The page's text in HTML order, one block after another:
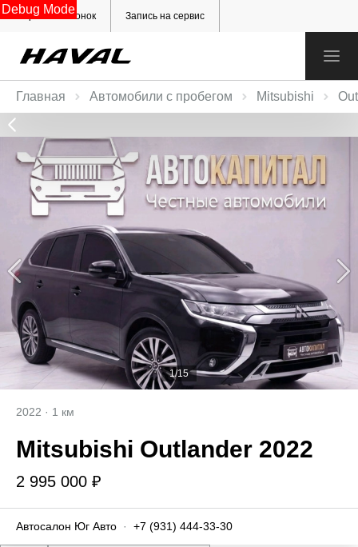
Debug Mode
Обратный звонок Запись на сервис
Главная Автомобили с пробегом Mitsubishi
1/15
2022 · 1 км
Mitsubishi Outlander 2022
2 995 000 ₽
Автосалон Юг Авто · +7 (931) 444-33-30